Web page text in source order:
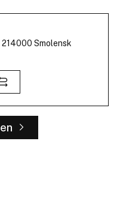
Smolensk